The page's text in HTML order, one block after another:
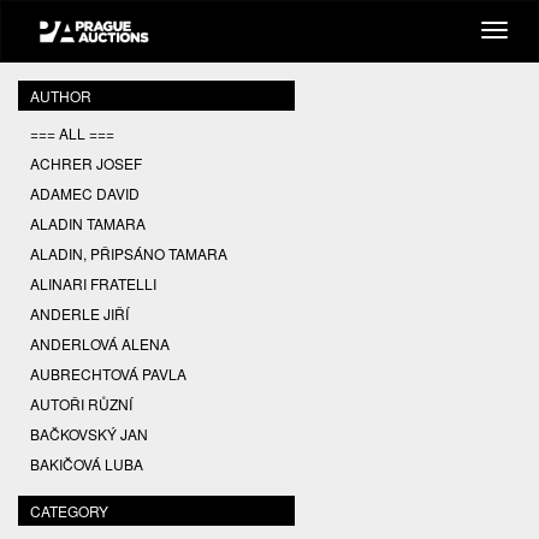
AUTHOR
=== ALL ===
ACHRER JOSEF
ADAMEC DAVID
ALADIN TAMARA
ALADIN, PŘIPSÁNO TAMARA
ALINARI FRATELLI
ANDERLE JIŘÍ
ANDERLOVÁ ALENA
AUBRECHTOVÁ PAVLA
AUTOŘI RŮZNÍ
BAČKOVSKÝ JAN
BAKIČOVÁ LUBA
BALCAR JIŘÍ
BALCAR KAREL
CATEGORY